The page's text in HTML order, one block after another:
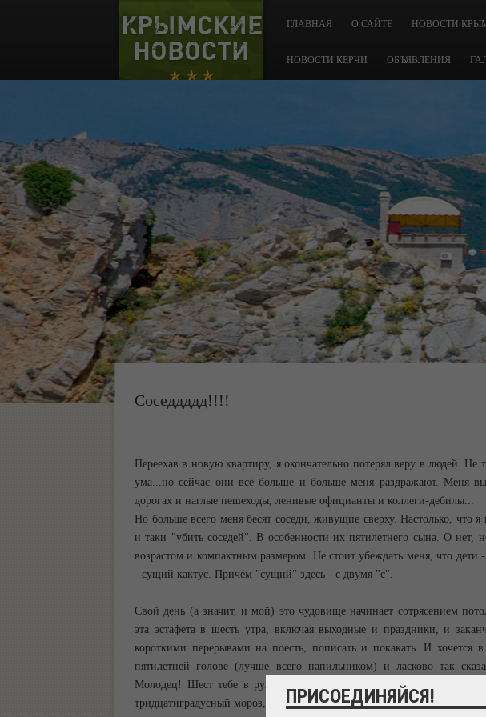
КРЫМСКИЕ
НОВОСТИ
ГЛАВНАЯ О САЙТЕ НОВОСТИ
НОВОСТИ КЕРЧИ ОБЪЯВЛЕНИЯ
Соседдддд!!!!
Переехав в новую квартиру, я окончательно потерял веру в людей. Не
ума...но сейчас они всё больше и больше меня раздражают. Меня
дорогах и наглые пешеходы, ленивые официанты и коллеги-дебилы...
Но больше всего меня бесят соседи, живущие сверху. Настолько, что я
и таки "убить соседей". В особенности их пятилетнего сына. О нет,
возрастом и компактным размером. Не стоит убеждать меня, что дети
- сущий кактус. Причём "сущий" здесь - с двумя "с".
Свой день (а значит, и мой) это чудовище начинает сотрясением
эта эстафета в шесть утра, включая выходные и праздники, и
короткими перерывами на поесть, пописать и покакать. И хочется
пятилетней голове (лучше всего напильником) и ласково так
Молодец! Шест тебе в руки... Но делай это на улице! Батут тебе в
тридцатиградусный мороз, темно и волки - так даже интересней! Но
ПРИСОЕДИНЯЙСЯ!